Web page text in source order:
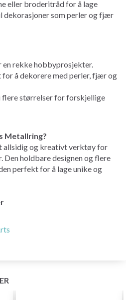
eller broderitråd for å lage
dekorasjoner som perler og fjær
en rekke hobbyprosjekter.
for å dekorere med perler, fjær og
flere størrelser for forskjellige
Metallring?
og kreativt verktøy for
Den holdbare designen og flere
perfekt for å lage unike og